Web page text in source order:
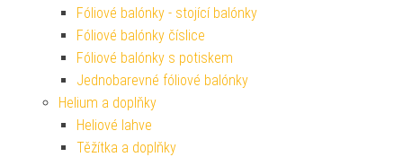
Fóliové balónky - stojící balónky
Fóliové balónky číslice
Fóliové balónky s potiskem
Jednobarevné fóliové balónky
Helium a doplňky
Heliové lahve
Těžítka a doplňky